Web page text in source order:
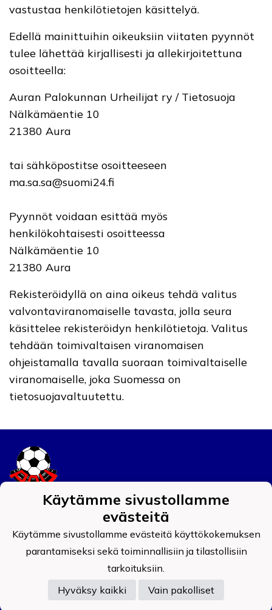
vastustaa henkilötietojen käsittelyä.
Edellä mainittuihin oikeuksiin viitaten pyynnöt
tulee lähettää kirjallisesti ja allekirjoitettuna
osoitteella:
Auran Palokunnan Urheilijat ry / Tietosuoja
Nälkämäentie 10
21380 Aura
tai sähköpostitse osoitteeseen
ma.sa.sa@suomi24.fi
Pyynnöt voidaan esittää myös
henkilökohtaisesti osoitteessa
Nälkämäentie 10
21380 Aura
Rekisteröidyllä on aina oikeus tehdä valitus
valvontaviranomaiselle tavasta, jolla seura
käsittelee rekisteröidyn henkilötietoja. Valitus
tehdään toimivaltaisen viranomaisen
ohjeistamalla tavalla suoraan toimivaltaiselle
viranomaiselle, joka Suomessa on
tietosuojavaltuutettu.
Tietosuojaseloste
Auran Palokunnan Urheilijat ry
0908519-4
Käytämme sivustollamme
evästeitä
Käytämme sivustollamme evästeitä käyttökokemuksen
parantamiseksi sekä toiminnallisiin ja tilastollisiin
tarkoituksiin.
Hyväksy kaikki
Vain pakolliset